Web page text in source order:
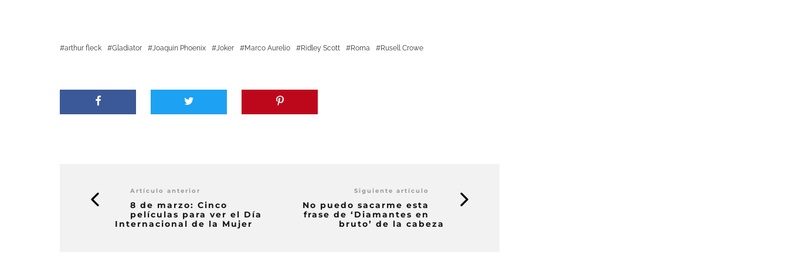
arthur fleck Gladiator Joaquin Phoenix Joker Marco Aurelio Ridley Scott Roma Rusell Crowe
Artículo anterior
8 de marzo: Cinco
películas para ver el Día
Internacional de la Mujer
Siguiente artículo
No puedo sacarme esta
frase de ‘Diamantes en
bruto’ de la cabeza